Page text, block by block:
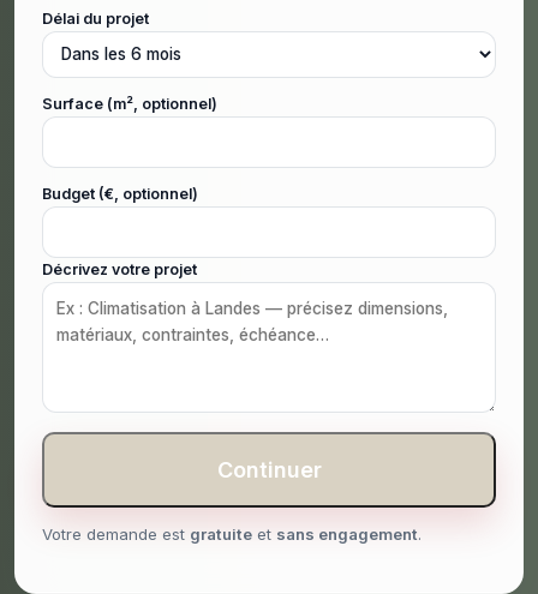
Délai du projet
Surface (m², optionnel)
Budget (€, optionnel)
Décrivez votre projet
Continuer
Votre demande est gratuite et sans engagement.